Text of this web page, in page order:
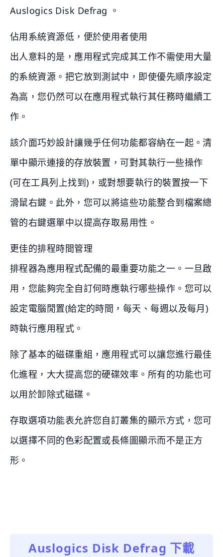
Auslogics Disk Defrag 。
佔用系統資源低，便於使用者使用
出人意料的是，應用程式完成其工作不需使用大量
的系統資源。把它放到測試中，即使優先順序設定
為高，您仍然可以在應用程式執行其任務時繼續工
作。
該介面巧妙設計讓幾乎任何功能都容納在一起。清
單中顯示連接的存放裝置，可對其執行一些操作
(可在工具列上找到)，或對想要執行的裝置按一下
滑鼠右鍵。此外，您可以將這些功能整合到檔案總
管的右鍵選單中以提高存取易用性。
更佳的排程時間管理
排程器為應用程式配備的最重要功能之一。一旦啟
用，您能夠完全自訂何時應執行哪些操作。您可以
設定電腦閒置(給定的時間，每天、每週以及每月)
時執行應用程式。
除了基本的磁碟重組，應用程式可以讓您進行最佳
化進程，大大提高您的硬碟效率。所有的功能也可
以用於卸除式磁碟。
存取選項功能表允許您自訂叢集的顯示方式，您可
以選擇不同的色彩配置或長條圖顯示而不是正方
形。
Auslogics Disk Defrag 下載